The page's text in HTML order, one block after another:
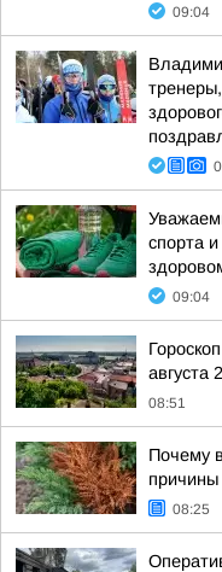
09:04
спорта
09:04
августа
08:51
Почему
08:25